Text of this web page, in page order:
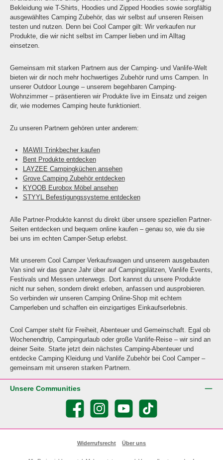
Bekleidung wie T-Shirts, Hoodies und Zipped Hoodies sowie sorgfältig
ausgewähltes Camping Zubehör, das wir selbst auf unseren Reisen
testen und nutzen. Denn bei Cool Camper gilt: Wir verkaufen nur
Produkte, die wir nicht selbst im Camper lieben und im Alltag
einsetzen.
Gemeinsam mit starken Partnern aus der Camping- und Vanlife-Welt
bieten wir dir noch mehr hochwertiges Zubehör rund ums Campen. In
unserer Outdoor Lounge – unserem begehbaren Camping-
Wohnzimmer – präsentieren wir Produkte live im Einsatz und zeigen
dir, wie modernes Camping heute funktioniert.
Zu unseren Partnern gehören unter anderem:
MAWII Trinkbecher kaufen
Bent Produkte entdecken
LAYZEE Campingküchen ansehen
Grove Camping Zubehör entdecken
KYOOB Eurobox Möbel ansehen
STYYL Befestigungssysteme entdecken
Alle Partner-Produkte kannst du direkt über unsere speziellen Partner-
Seiten entdecken und bequem online kaufen – genau so, wie du sie
bei uns im echten Camper-Setup erlebst.
Mit unserem Cool Camper Verkaufswagen und unserem ausgebauten
Van sind wir das ganze Jahr über auf Campingplätzen, Vanlife Events,
Festivals und Messen unterwegs. Dort kannst du unsere Produkte
nicht nur sehen, sondern direkt erleben, anfassen und ausprobieren.
So verbinden wir unseren Camping Online-Shop mit echtem
Camperleben und schaffen ein einzigartiges Einkaufserlebnis.
Cool Camper steht für Freiheit, Abenteuer und Gemeinschaft. Egal ob
Wochenendtrip, Campingurlaub oder große Vanlife-Reise – wir sind an
deiner Seite. Starte jetzt dein nächstes Camping-Abenteuer und
entdecke Camping Kleidung und Vanlife Zubehör bei Cool Camper –
gemeinsam mit unseren starken Partnern.
Unsere Communities
Facebook Instagram YouTube TikTok
Widerrufsrecht Über uns